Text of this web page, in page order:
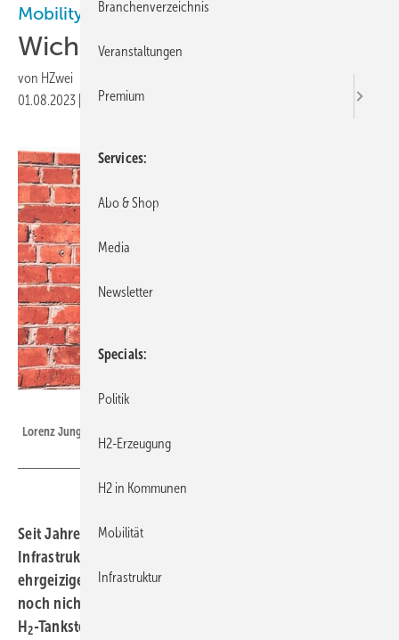
Mobility Deutschland
Wichtiger strategischer Shift
von HZwei
01.08.2023
Druckvorschau
Lorenz Jung
Seit Jahren arbeitet H2 Mobility am Auf- und Ausbau der
Infrastruktur für Wasserstofftankstellen. Trotz
ehrgeiziger Ziele wurde die 100-Stationen-Marke immer
noch nicht überschritten. Es werden zwar weitere neue
H2-Tankstellen aufgebaut und eingeweiht, aber in
Branchenverzeichnis
Veranstaltungen
Premium
Services
Abo & Shop
Media
Newsletter
Specials
Politik
H2-Erzeugung
H2 in Kommunen
Mobilität
Infrastruktur